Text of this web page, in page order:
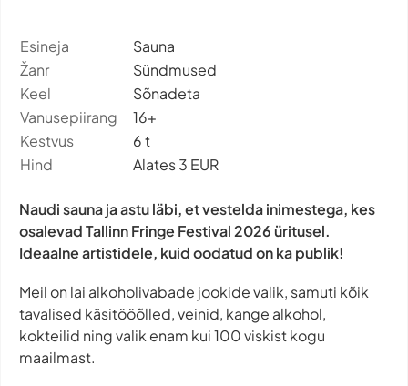
Esineja
Sauna
Žanr
Sündmused
Keel
Sõnadeta
Vanusepiirang
16+
Kestvus
6 t
Hind
Alates 3 EUR
Naudi sauna ja astu läbi, et vestelda inimestega, kes
osalevad Tallinn Fringe Festival 2026 üritusel.
Ideaalne artistidele, kuid oodatud on ka publik!
Meil on lai alkoholivabade jookide valik, samuti kõik
tavalised käsitööõlled, veinid, kange alkohol,
kokteilid ning valik enam kui 100 viskist kogu
maailmast.